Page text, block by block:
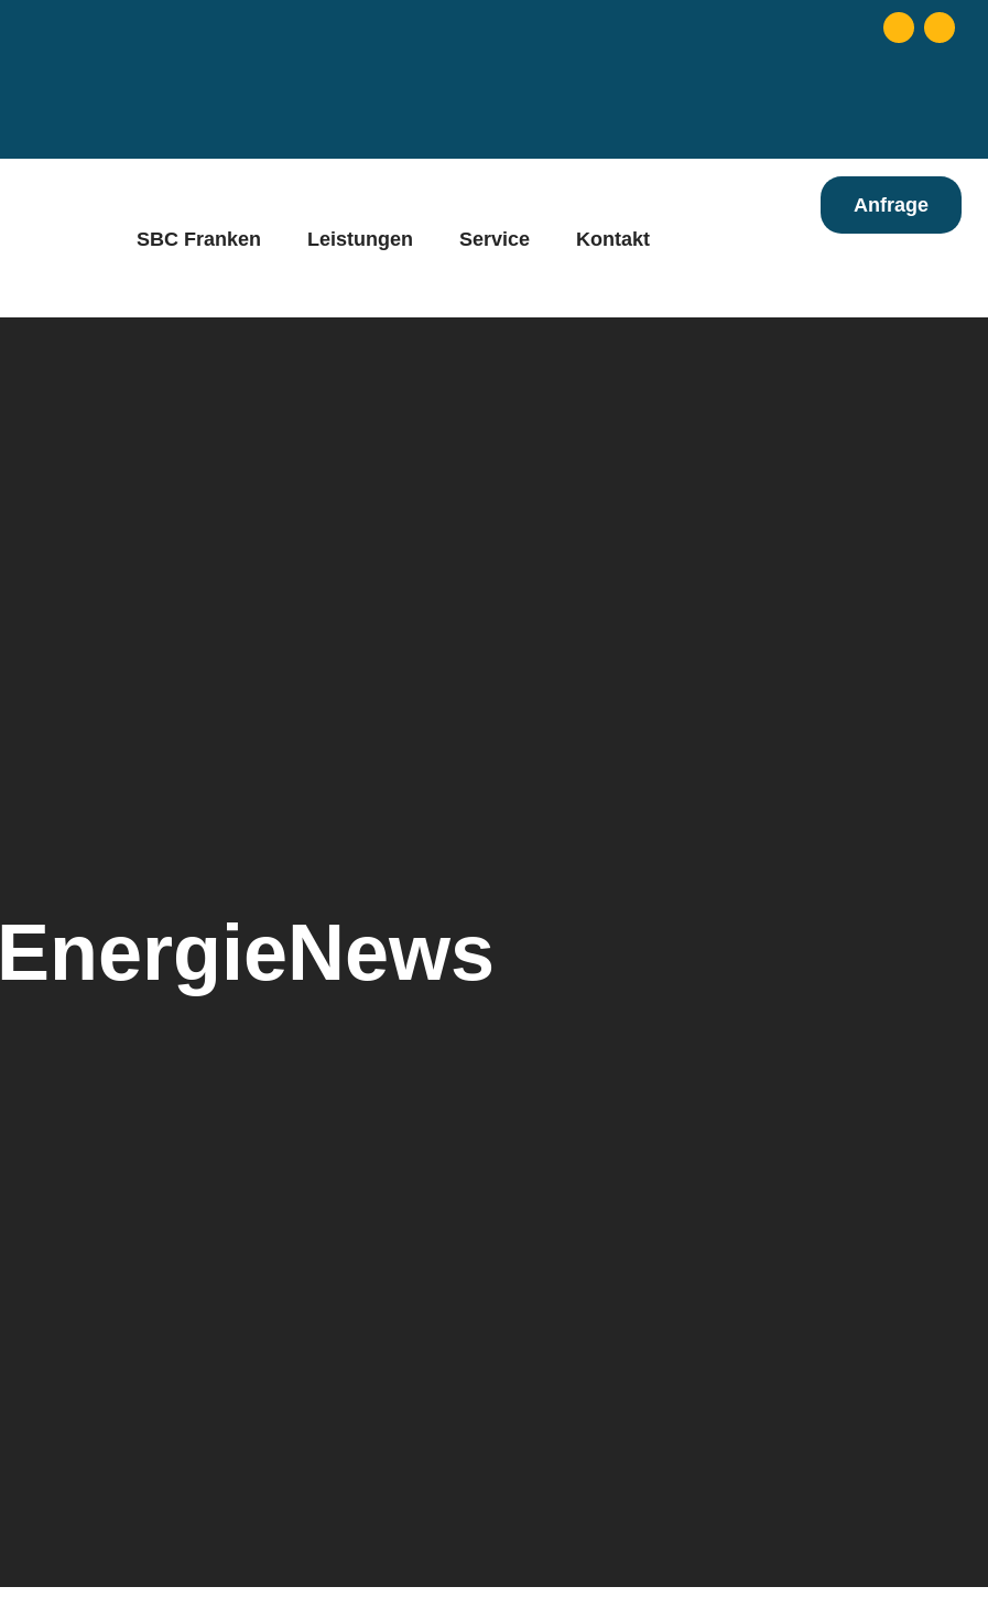
SBC Franken Leistungen Service Kontakt
Anfrage
EnergieNews